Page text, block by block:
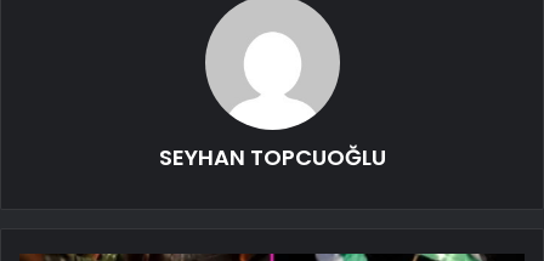
SEYHAN TOPCUOĞLU